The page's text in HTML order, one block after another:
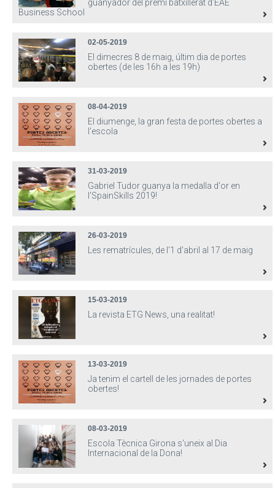
guanyador del premi batxillerat d’EAE
Business School
02-05-2019
El dimecres 8 de maig, últim dia de portes
obertes (de les 16h a les 19h)
08-04-2019
El diumenge, la gran festa de portes obertes a
l'escola
31-03-2019
Gabriel Tudor guanya la medalla d'or en
l'SpainSkills 2019!
26-03-2019
Les rematrícules, de l'1 d'abril al 17 de maig
15-03-2019
La revista ETG News, una realitat!
13-03-2019
Ja tenim el cartell de les jornades de portes
obertes!
08-03-2019
Escola Tècnica Girona s'uneix al Dia
Internacional de la Dona!